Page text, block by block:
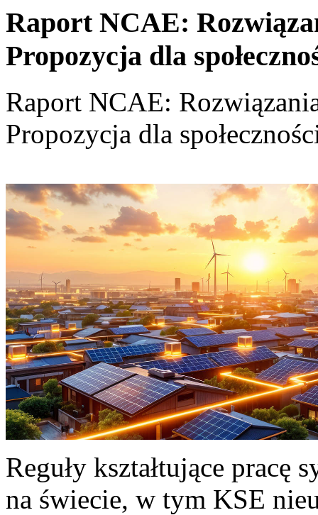
Raport NCAE:
Propozycja dla
Raport NCAE:
Propozycja dla
Reguły kształtujące pracę
na świecie, w tym KSE